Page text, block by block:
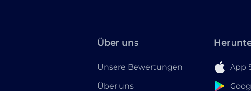
Über uns
Unsere Bewertungen
Über uns
App